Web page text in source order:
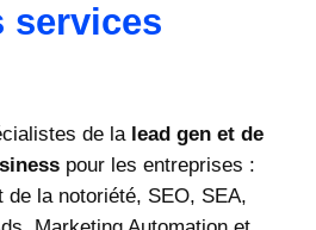
services
de la lead gen et de
pour les entreprises :
de la notoriété, SEO, SEA,